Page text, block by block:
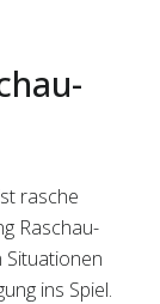
rasche
Raschau-
Situationen
ins Spiel.